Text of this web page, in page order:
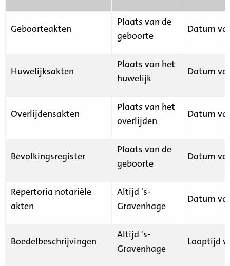
Geboorteakten
Plaats van de
geboorte
Datum
Huwelijksakten
Plaats van het
huwelijk
Datum
Overlijdensakten
Plaats van het
overlijden
Datum
Bevolkingsregister
Plaats van de
geboorte
Datum
Repertoria notariële
akten
Altijd 's-
Gravenhage
Datum
Boedelbeschrijvingen
Altijd 's-
Gravenhage
Looptijd